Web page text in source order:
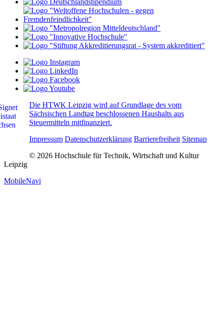
Die HTWK Leipzig wird auf Grundlage des vom
Sächsischen Landtag beschlossenen Haushalts aus
Steuermitteln mitfinanziert.
Impressum Datenschutzerklärung Barrierefreiheit Sitemap
© 2026 Hochschule für Technik, Wirtschaft und Kultur
Leipzig
MobileNavi